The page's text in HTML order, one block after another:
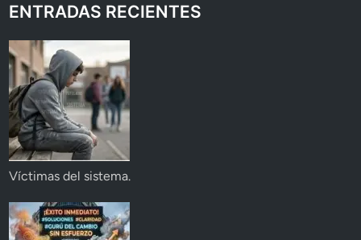
ENTRADAS RECIENTES
Víctimas del sistema.